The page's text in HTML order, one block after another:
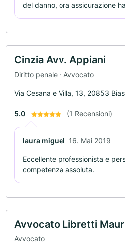
del danno, ora assicurazione
Cinzia Avv. Appiani
Diritto penale · Avvocato
Via Cesana e Villa, 13, 20853
5.0 (1 Recensioni)
laura miguel 16. Mai 2019
Eccellente professionista e
competenza assoluta.
Avvocato Libretti
Avvocato